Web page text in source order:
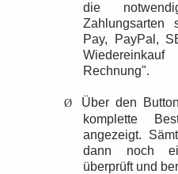
die
Zahlungsarten
Pay, PayPal,
Rechnung".
Ø
Über den
komplette
angezeigt.
dann noch
überprüft und